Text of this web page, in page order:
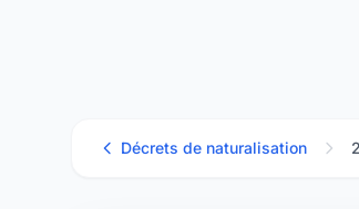
Décrets de naturalisation